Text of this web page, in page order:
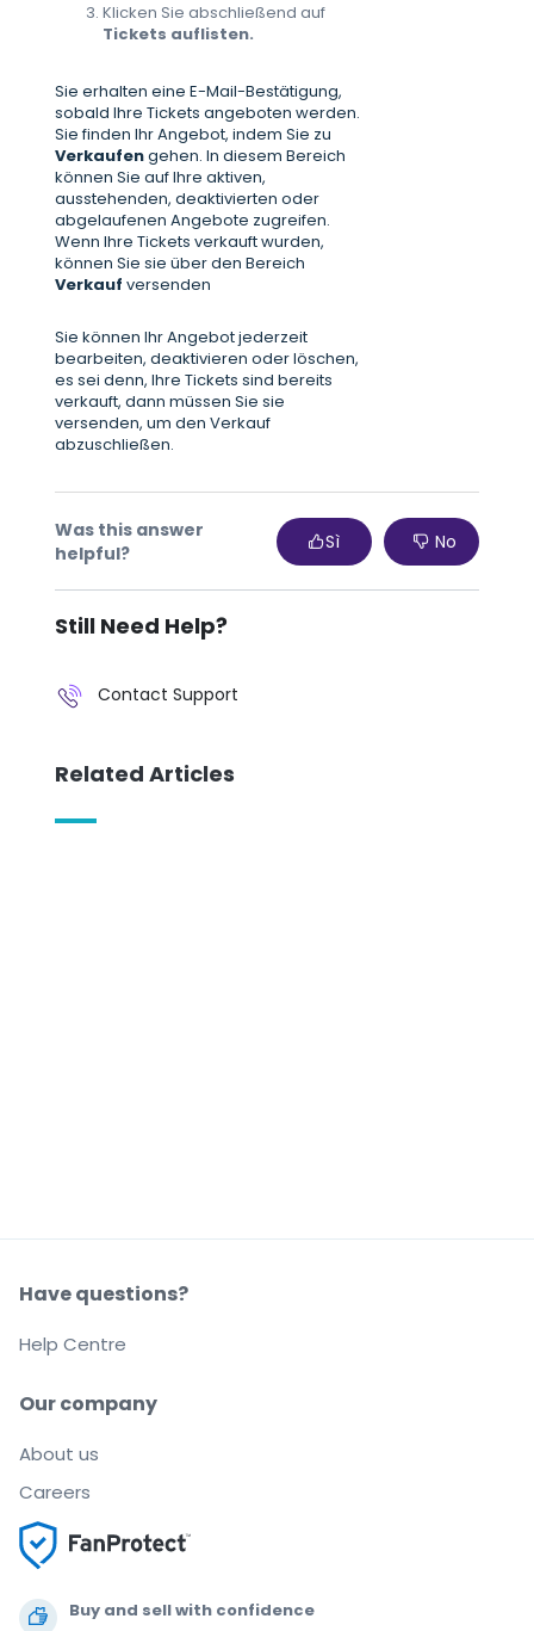
Klicken Sie abschließend auf
Tickets auflisten.
Sie erhalten eine E-Mail-Bestätigung,
sobald Ihre Tickets angeboten werden.
Sie finden Ihr Angebot, indem Sie zu
Verkaufengehen. In diesem Bereich
können Sie auf Ihre aktiven,
ausstehenden, deaktivierten oder
abgelaufenen Angebote zugreifen.
Wenn Ihre Tickets verkauft wurden,
können Sie sie über den Bereich
Verkauf versenden
Sie können Ihr Angebot jederzeit
bearbeiten, deaktivieren oder löschen,
es sei denn, Ihre Tickets sind bereits
verkauft, dann müssen Sie sie
versenden, um den Verkauf
abzuschließen.
Was this answer
helpful?
Sì No
Still Need Help?
Contact Support
Related Articles
Buy and sell with confidence
Our company
About us
Careers
Have questions?
Help Centre